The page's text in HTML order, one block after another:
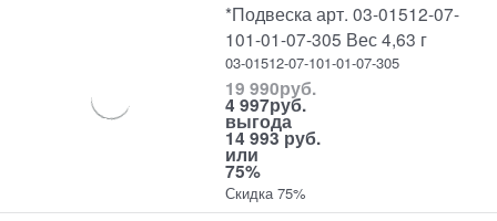
*Подвеска арт. 03-01512-07-
101-01-07-305 Вес 4,63 г
03-01512-07-101-01-07-305
19 990руб.
4 997руб.
выгода
14 993 руб.
или
75%
Скидка 75%